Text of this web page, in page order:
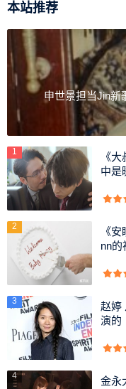
过往两季的《安眠书
喜，相信第三季依然
各位深入认识女主角
本站推荐
申世景担当Jin新
1
《
中是
2
《
nn的
3
赵婷
演的
4
金永